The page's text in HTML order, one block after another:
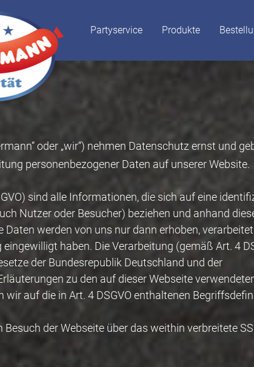
Partyservice Produkte
oder „wir“) nehmen Datenschutz ernst und
personenbezogener Daten auf unserer Website.
sind alle Informationen, die sich auf eine
Nutzer oder Besucher) beziehen und anhand
werden von uns nur dann erhoben,
haben. Die Verarbeitung (gemäß Art. 4
der Bundesrepublik Deutschland und der
zu den auf dieser Webseite
wir auf die in Art. 4 DSGVO enthaltenen
der Webseite über das weithin verbreitete